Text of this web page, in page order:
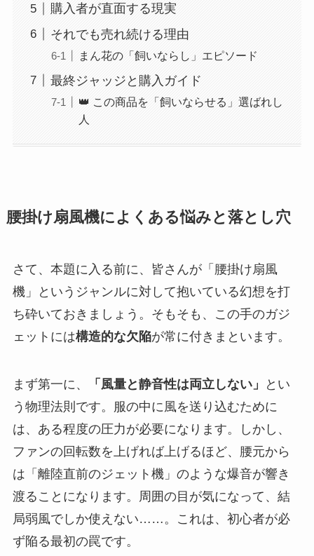
購入者が直面する現実
それでも売れ続ける理由
まん花の「飼いならし」エピソード
最終ジャッジと購入ガイド
👑 この商品を「飼いならせる」選ばれし
人
腰掛け扇風機によくある悩みと落とし穴
さて、本題に入る前に、皆さんが「腰掛け扇風
機」というジャンルに対して抱いている幻想を打
ち砕いておきましょう。そもそも、この手のガジ
ェットには構造的な欠陥が常に付きまといます。
まず第一に、 「風量と静音性は両立しない」
とい
う物理法則です。服の中に風を送り込むために
は、ある程度の圧力が必要になります。しかし、
ファンの回転数を上げれば上げるほど、腰元から
は「離陸直前のジェット機」のような爆音が響き
渡ることになります。周囲の目が気になって、結
局弱風でしか使えない……。これは、初心者が必
ず陥る最初の罠です。